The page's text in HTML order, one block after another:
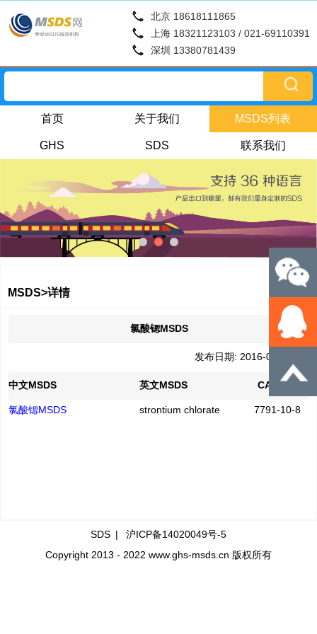
北京 18618111865
上海 18321123103 / 021-69110391
深圳 13380781439
首页 关于我们 MSDS列表
GHS SDS 联系我们
MSDS>详情
氯酸锶MSDS
发布日期: 2016-04-21
中文MSDS 英文MSDS CAS No.
氯酸锶MSDS strontium chlorate 7791-10-8
SDS | 沪ICP备14020049号-5
Copyright 2013 - 2022 www.ghs-msds.cn 版权所有